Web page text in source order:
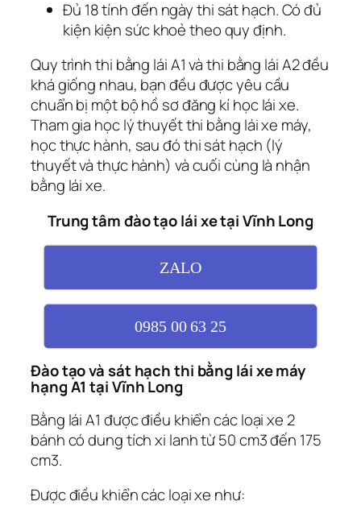
Đủ 18 tính đến ngày thi sát hạch. Có đủ
kiện kiện sức khoẻ theo quy định.
Quy trình thi bằng lái A1 và thi bằng lái A2 đều
khá giống nhau, bạn đều được yêu cầu
chuẩn bị một bộ hồ sơ đăng kí học lái xe.
Tham gia học lý thuyết thi bằng lái xe máy,
học thực hành, sau đó thi sát hạch (lý
thuyết và thực hành) và cuối cùng là nhận
bằng lái xe.
Trung tâm đào tạo lái xe tại Vĩnh Long
ZALO
0985 00 63 25
Đào tạo và sát hạch thi bằng lái xe máy
hạng A1 tại Vĩnh Long
Bằng lái A1 được điều khiển các loại xe 2
bánh có dung tích xi lanh từ 50 cm3 đến 175
cm3.
Được điều khiển các loại xe như: